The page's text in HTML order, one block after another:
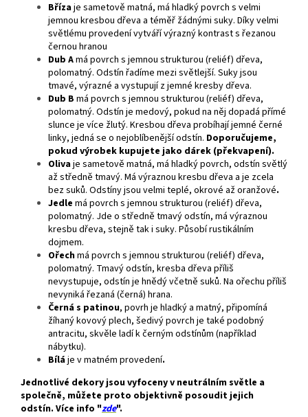
Břízaje sametově matná, má hladký povrch s velmi
jemnou kresbou dřeva a téměř žádnými suky. Díky velmi
světlému provedení vytváří výrazný kontrast s řezanou
černou hranou
Dub Amá povrch s jemnou strukturou (reliéf) dřeva,
polomatný. Odstín řadíme mezi světlejší. Suky jsou
tmavé, výrazné a vystupují z jemné kresby dřeva.
Dub B má povrch s jemnou strukturou (reliéf) dřeva,
polomatný. Odstín je medový, pokud na něj dopadá přímé
slunce je více žlutý. Kresbou dřeva probíhají jemné černé
linky, jedná se o nejoblíbenější odstín. Doporučujeme,
pokud výrobek kupujete jako dárek (překvapení).
Olivaje sametově matná, má hladký povrch, odstín světlý
až středně tmavý. Má výraznou kresbu dřeva a je zcela
bez suků. Odstíny jsou velmi teplé, okrové až oranžové.
Jedle má povrch s jemnou strukturou (reliéf) dřeva,
polomatný. Jde o středně tmavý odstín, má výraznou
kresbu dřeva, stejně tak i suky. Působí rustikálním
dojmem.
Ořechmá povrch s jemnou strukturou (reliéf) dřeva,
polomatný. Tmavý odstín, kresba dřeva příliš
nevystupuje, odstín je hnědý včetně suků. Na ořechu příliš
nevyniká řezaná (černá) hrana.
Černá s patinou, povrh je hladký a matný, připomíná
žíhaný kovový plech, šedivý povrch je také podobný
antracitu, skvěle ladí k černým odstínům (například
nábytku).
Bíláje v matném provedení.
Jednotlivé dekory jsou vyfoceny v neutrálním světle a
společně, můžete proto objektivně posoudit jejich
odstín. Více info "zde".